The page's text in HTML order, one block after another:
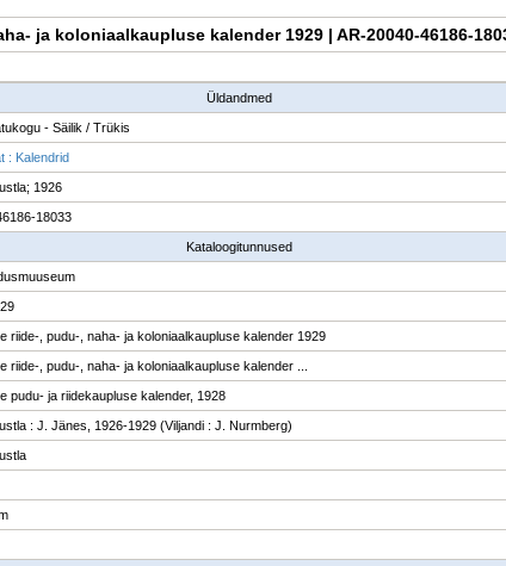
ja koloniaalkaupluse kalender 1929 | AR-20040-46186-
Üldandmed
- Säilik / Trükis
: Kalendrid
1926
18033
Kataloogitunnused
riide-, pudu-, naha- ja koloniaalkaupluse kalender 1929
riide-, pudu-, naha- ja koloniaalkaupluse kalender ...
pudu- ja riidekaupluse kalender, 1928
: J. Jänes, 1926-1929 (Viljandi : J. Nurmberg)